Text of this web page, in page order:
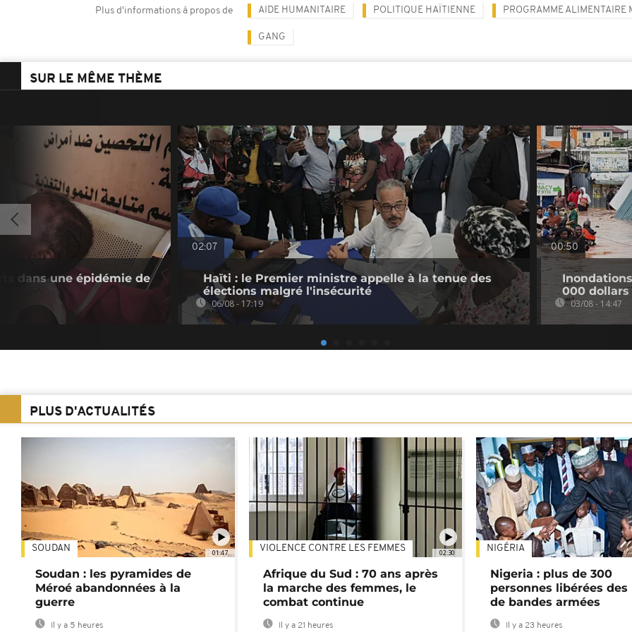
Plus d'informations à propos de AIDE HUMANITAIRE POLITIQUE HAÏTIENNE PROGRAMME ALIMENTAIRE
GANG
SUR LE MÊME THÈME
dans une épidémie de
02:07
Haïti : le Premier ministre appelle à la tenue des
élections malgré l'insécurité
06/08 - 17:19
00:50
000 dollars
03/08 - 14:47
PLUS D'ACTUALITÉS
01:47
SOUDAN
Soudan : les pyramides de
Méroé abandonnées à la
guerre
Il y a 5 heures
02:30
VIOLENCE CONTRE LES FEMMES
Afrique du Sud : 70 ans après
la marche des femmes, le
combat continue
Il y a 21 heures
NIGÉRIA
Nigeria : plus de 300
personnes libérées des
de bandes armées
Il y a 23 heures